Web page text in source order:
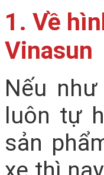
1. Về
Vinasun
Nếu
luôn tự
sản